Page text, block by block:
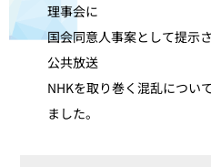
理事会に
国会同意人事案として提示
公共放送
NHKを取り巻く混乱につい
ました。